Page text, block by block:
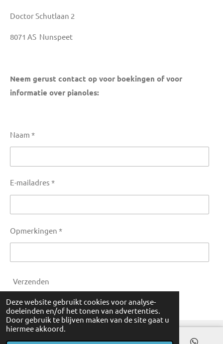
Deze website gebruikt cookies voor analyse-
doeleinden en/of het tonen van advertenties.
Door gebruik te blijven maken van de site gaat u
hiermee akkoord.
Doctor Schutlaan 2
8071 AS Nunspeet
Neem gerust contact op voor boekingen of voor
informatie over pianoles:
Naam *
E-mailadres *
Opmerkingen *
Verzenden